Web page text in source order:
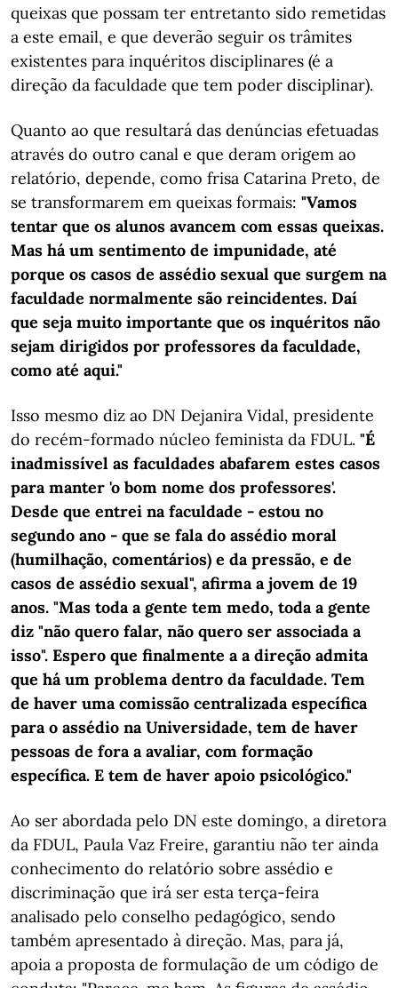
queixas que possam ter entretanto sido remetidas
a este email, e que deverão seguir os trâmites
existentes para inquéritos disciplinares (é a
direção da faculdade que tem poder disciplinar).
Quanto ao que resultará das denúncias efetuadas
através do outro canal e que deram origem ao
relatório, depende, como frisa Catarina Preto, de
se transformarem em queixas formais: "Vamos
tentar que os alunos avancem com essas queixas.
Mas há um sentimento de impunidade, até
porque os casos de assédio sexual que surgem na
faculdade normalmente são reincidentes. Daí
que seja muito importante que os inquéritos não
sejam dirigidos por professores da faculdade,
como até aqui."
Isso mesmo diz ao DN Dejanira Vidal, presidente
do recém-formado núcleo feminista da FDUL. "É
inadmissível as faculdades abafarem estes casos
para manter 'o bom nome dos professores'.
Desde que entrei na faculdade - estou no
segundo ano - que se fala do assédio moral
(humilhação, comentários) e da pressão, e de
casos de assédio sexual", afirma a jovem de 19
anos. "Mas toda a gente tem medo, toda a gente
diz "não quero falar, não quero ser associada a
isso". Espero que finalmente a a direção admita
que há um problema dentro da faculdade. Tem
de haver uma comissão centralizada específica
para o assédio na Universidade, tem de haver
pessoas de fora a avaliar, com formação
específica. E tem de haver apoio psicológico."
Ao ser abordada pelo DN este domingo, a diretora
da FDUL, Paula Vaz Freire, garantiu não ter ainda
conhecimento do relatório sobre assédio e
discriminação que irá ser esta terça-feira
analisado pelo conselho pedagógico, sendo
também apresentado à direção. Mas, para já,
apoia a proposta de formulação de um código de